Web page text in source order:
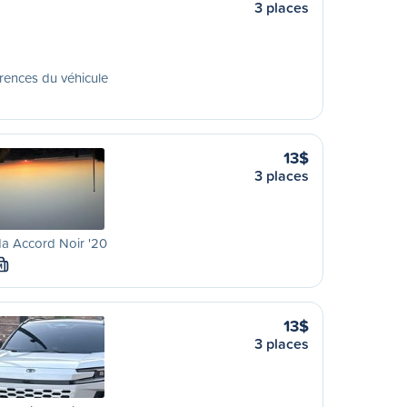
du véhicule
3 places
Accord Noir '20
13$
3 places
13$
3 places